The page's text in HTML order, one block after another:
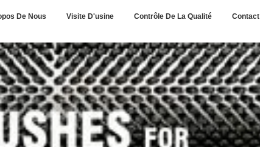
De Nous Visite D'usine Contrôle De La Qualité Contact